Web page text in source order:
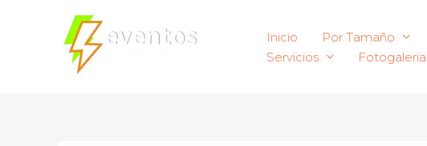
Inicio Por Tamaño
Servicios
Fotogaleria